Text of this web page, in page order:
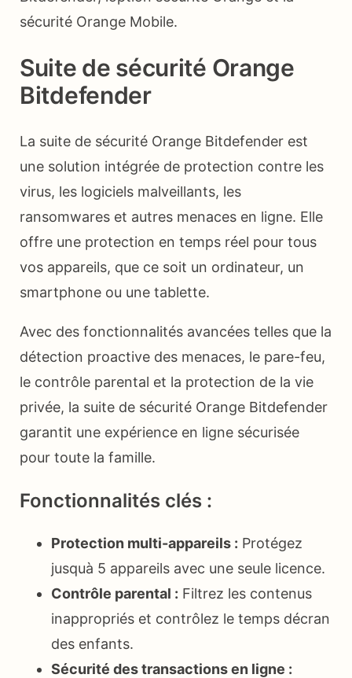
sécurité Orange Mobile.
Suite de sécurité Orange
Bitdefender
La suite de sécurité Orange Bitdefender est
une solution intégrée de protection contre les
virus, les logiciels malveillants, les
ransomwares et autres menaces en ligne. Elle
offre une protection en temps réel pour tous
vos appareils, que ce soit un ordinateur, un
smartphone ou une tablette.
Avec des fonctionnalités avancées telles que la
détection proactive des menaces, le pare-feu,
le contrôle parental et la protection de la vie
privée, la suite de sécurité Orange Bitdefender
garantit une expérience en ligne sécurisée
pour toute la famille.
Fonctionnalités clés :
Protection multi-appareils : Protégez
jusquà 5 appareils avec une seule licence.
Contrôle parental : Filtrez les contenus
inappropriés et contrôlez le temps décran
des enfants.
Sécurité des transactions en ligne :